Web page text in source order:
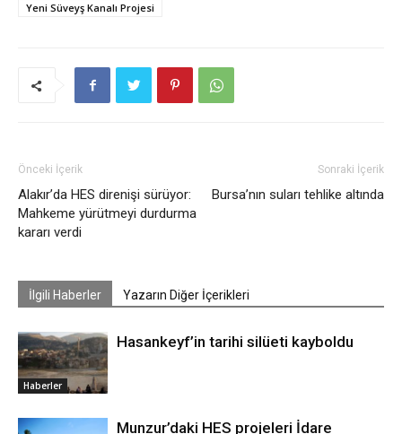
Yeni Süveyş Kanalı Projesi
Önceki İçerik
Alakır’da HES direnişi sürüyor:
Mahkeme yürütmeyi durdurma
kararı verdi
Sonraki İçerik
Bursa’nın suları tehlike altında
İlgili Haberler Yazarın Diğer İçerikleri
Haberler
Hasankeyf’in tarihi silüeti kayboldu
Munzur’daki HES projeleri İdare